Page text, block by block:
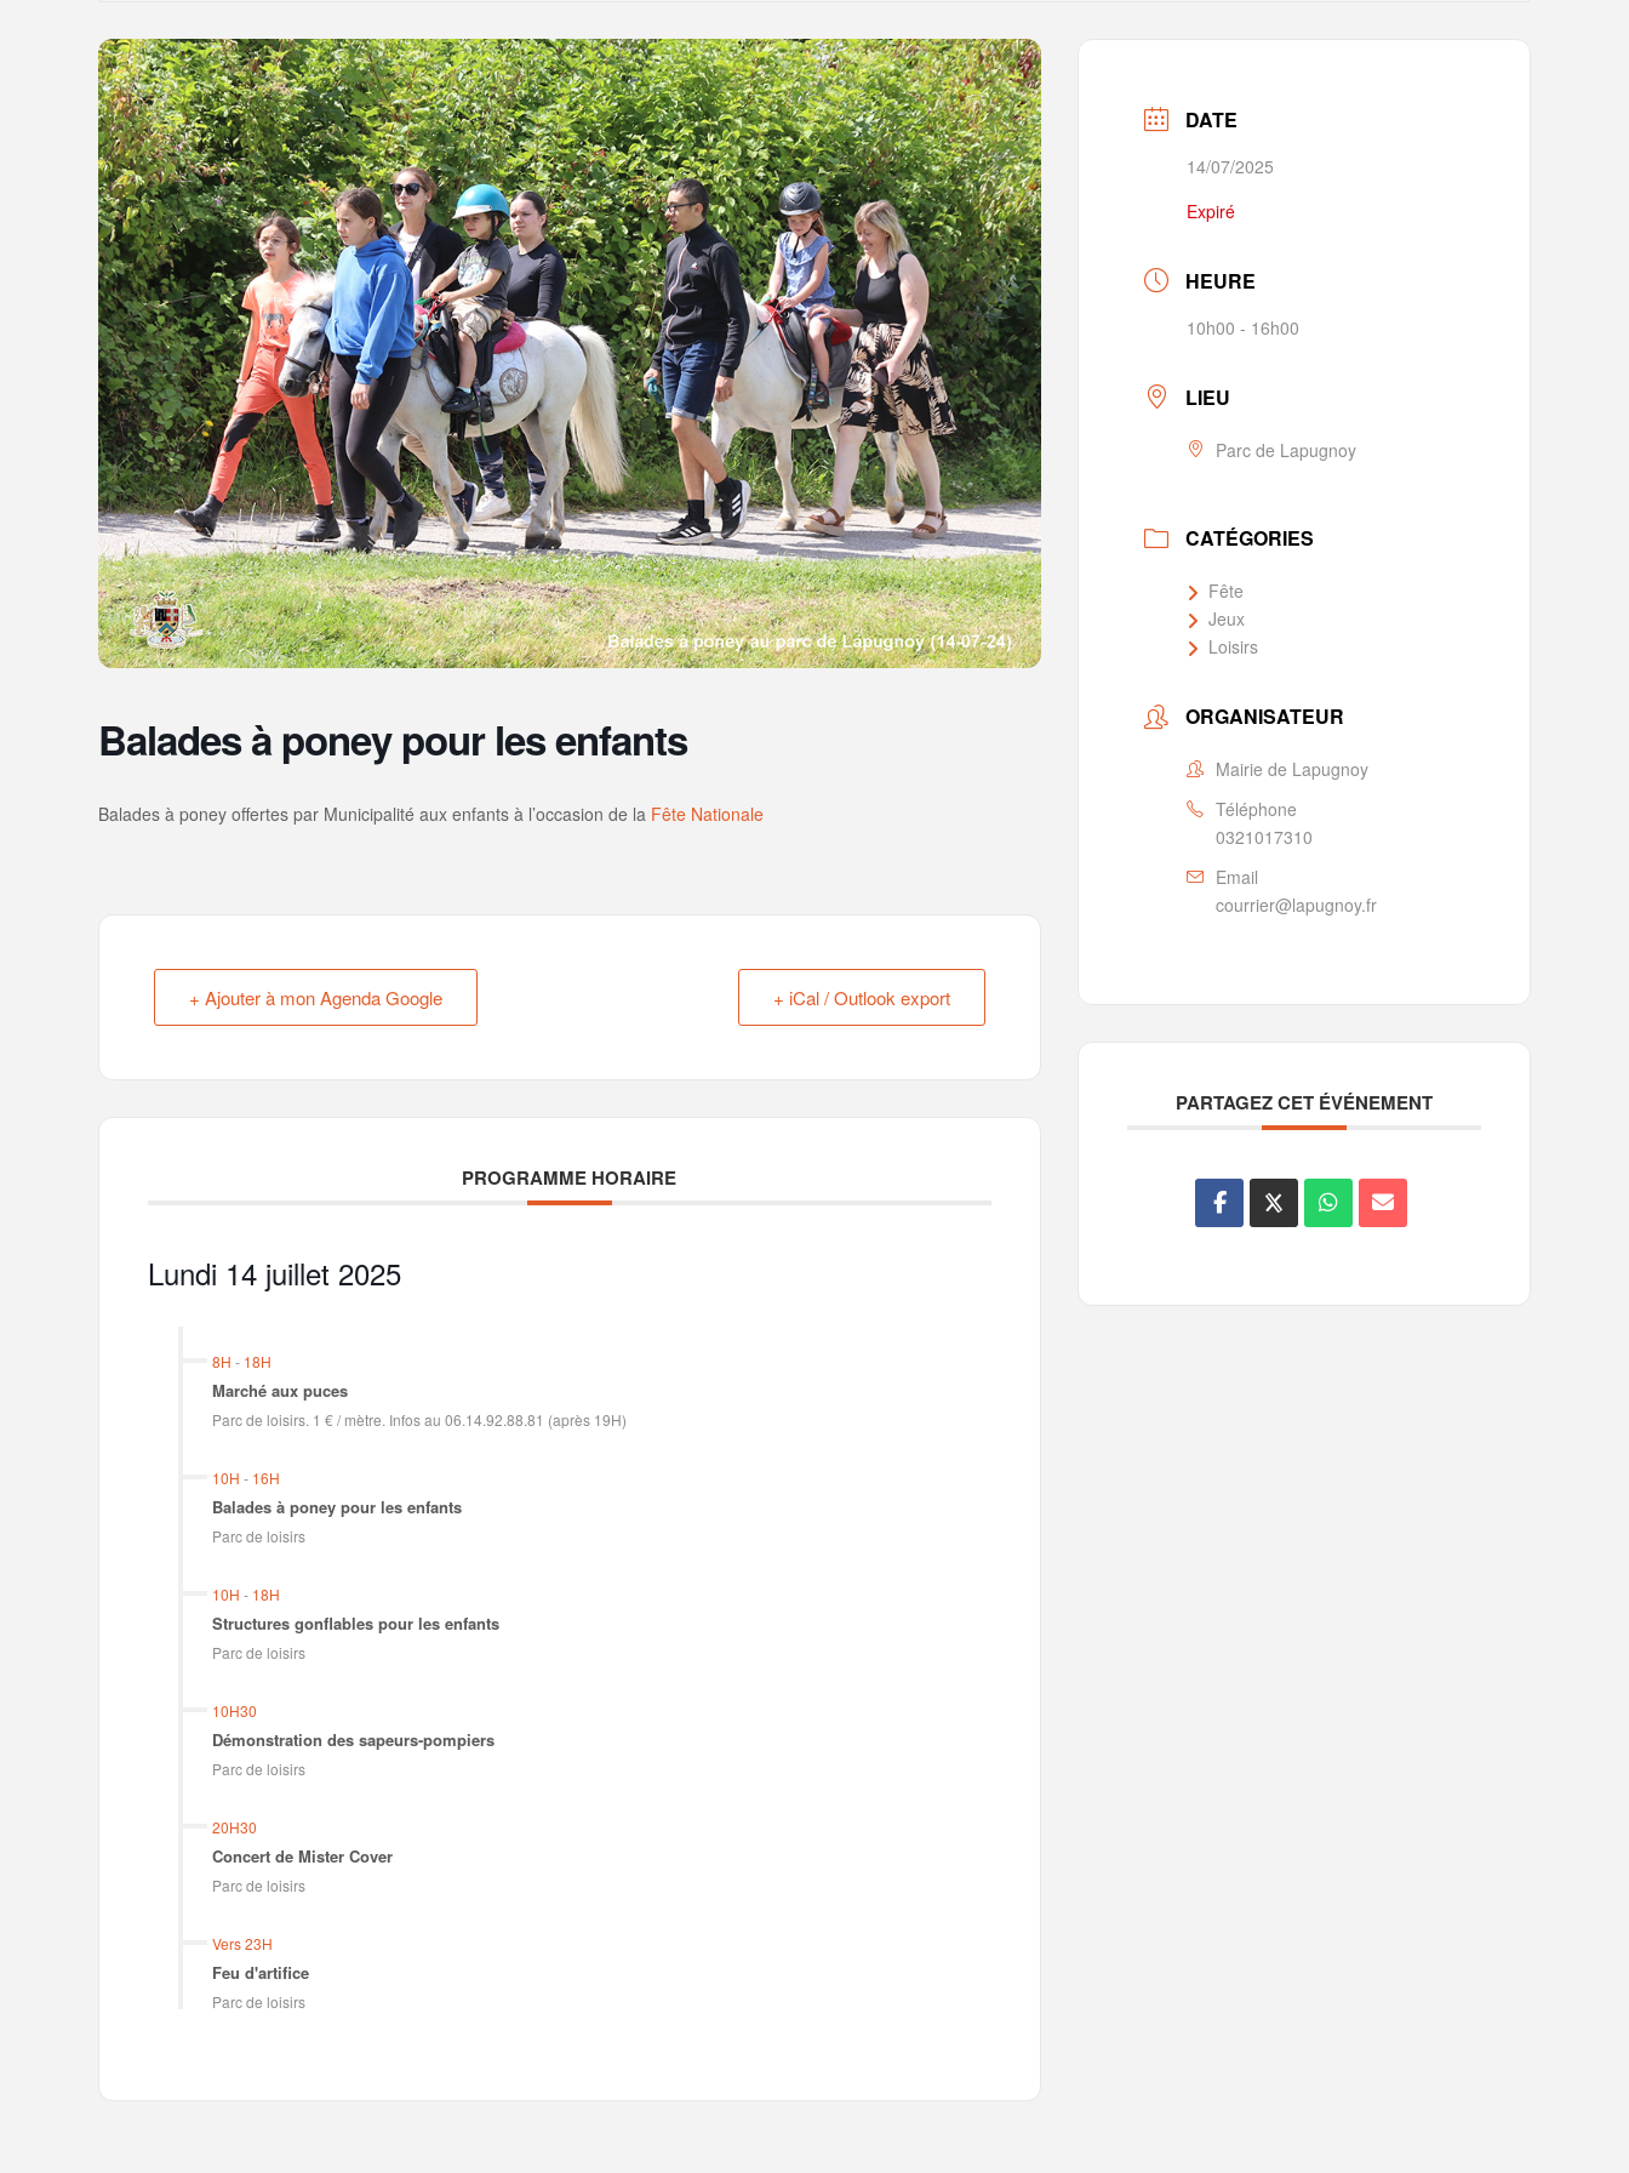
Balades à poney pour les enfants
Balades à poney offertes par Municipalité aux enfants à l’occasion de la Fête Nationale
+ Ajouter à mon Agenda Google + iCal / Outlook export
PROGRAMME HORAIRE
Lundi 14 juillet 2025
8H - 18H
Marché aux puces
Parc de loisirs. 1 € / mètre. Infos au 06.14.92.88.81 (après 19H)
10H - 16H
Balades à poney pour les enfants
Parc de loisirs
10H - 18H
Structures gonflables pour les enfants
Parc de loisirs
10H30
Démonstration des sapeurs-pompiers
Parc de loisirs
20H30
Concert de Mister Cover
Parc de loisirs
Vers 23H
Feu d'artifice
Parc de loisirs
DATE
14/07/2025
Expiré
HEURE
10h00 - 16h00
LIEU
Parc de Lapugnoy
CATÉGORIES
Fête
Jeux
Loisirs
ORGANISATEUR
Mairie de Lapugnoy
Téléphone
0321017310
Email
courrier@lapugnoy.fr
PARTAGEZ CET ÉVÉNEMENT